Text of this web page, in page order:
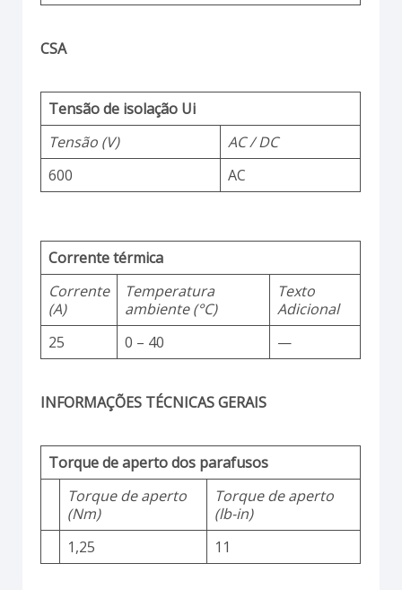
CSA
Tensão de isolação Ui
Tensão (V)
AC / DC
600
AC
Corrente térmica
Corrente
(A)
Temperatura
ambiente (°C)
Texto
Adicional
25
0 – 40 —
INFORMAÇÕES TÉCNICAS GERAIS
Torque de aperto dos parafusos
Torque de aperto
(Nm)
Torque de aperto
(lb-in)
1,25
11